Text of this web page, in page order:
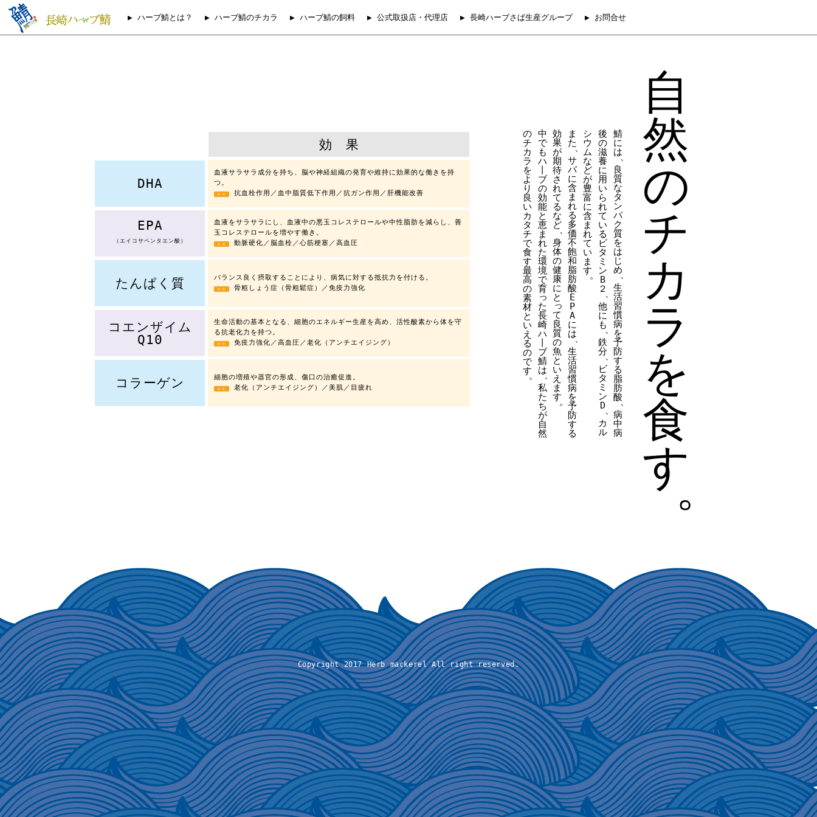
▶︎ ハーブ鯖とは？ ▶ ハーブ鯖のチカラ ▶ ハーブ鯖の飼料 ▶ 公式取扱店・代理店 ▶ 長崎ハーブさば生産グループ ▶ お問合せ
効 果
DHA
血液サラサラ成分を持ち、脳や神経組織の発育や維持に効果的な働きを持
つ。
効 能 抗血栓作用／血中脂質低下作用／抗ガン作用／肝機能改善
EPA
（エイコサペンタエン酸）
血液をサラサラにし、血液中の悪玉コレステロールや中性脂肪を減らし、善
玉コレステロールを増やす働き。
効 能 動脈硬化／脳血栓／心筋梗塞／高血圧
たんぱく質 バランス良く摂取することにより、病気に対する抵抗力を付ける。
効 能 骨粗しょう症（骨粗鬆症）／免疫力強化
コエンザイム
Q10
生命活動の基本となる、細胞のエネルギー生産を高め、活性酸素から体を守
る抗老化力を持つ。
効 能 免疫力強化／高血圧／老化（アンチエイジング）
コラーゲン 細胞の増殖や器官の形成、傷口の治癒促進。
効 能 老化（アンチエイジング）／美肌／目疲れ
自
然
の
チ
カ
ラ
を
食
す。
鯖
に
は、
良
質
な
タ
ン
パ
ク
質
を
は
じ
め、
生
活
習
慣
病
を
予
防
す
る
脂
肪
酸、
病
中
病
後
の
滋
養
に
用
い
ら
れ
て
い
る
ビ
タ
ミ
ン
B
２、
他
に
も、
鉄
分、
ビ
タ
ミ
ン
D、
カ
ル
シ
ウ
ム
な
ど
が
豊
富
に
含
ま
れ
て
い
ま
す。
ま
た、
サ
バ
に
含
ま
れ
る
多
価
不
飽
和
脂
肪
酸
E
P
A
に
は、
生
活
習
慣
病
を
予
防
す
る
効
果
が
期
待
さ
れ
て
る
な
ど、
身
体
の
健
康
に
と
っ
て
良
質
の
魚
と
い
え
ま
す。
中
で
も
ハ
ブ
の
効
能
と
恵
ま
れ
た
環
境
で
育
っ
た
長
崎
ハ
ブ
鯖
は、
私
た
ち
が
自
然
の
チ
カ
ラ
を
よ
り
良
い
カ
タ
チ
で
食
す
最
高
の
素
材
と
い
え
る
の
で
す。
Copyright 2017 Herb mackerel All right reserved.